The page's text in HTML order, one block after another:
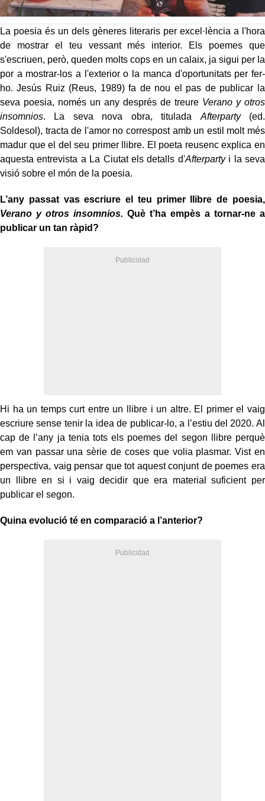
La poesia és un dels gèneres literaris per excel·lència a l'hora
de mostrar el teu vessant més interior. Els poemes que
s'escriuen, però, queden molts cops en un calaix, ja sigui per la
por a mostrar-los a l'exterior o la manca d'oportunitats per fer-
ho. Jesús Ruiz (Reus, 1989) fa de nou el pas de publicar la
seva poesia, només un any després de treure Verano y otros
insomnios. La seva nova obra, titulada Afterparty (ed.
Soldesol), tracta de l'amor no correspost amb un estil molt més
madur que el del seu primer llibre. El poeta reusenc explica en
aquesta entrevista a La Ciutat els detalls d'Afterpartyi la seva
visió sobre el món de la poesia.
L’any passat vas escriure el teu primer llibre de poesia,
Verano y otros insomnios. Què t’ha empès a tornar-ne a
publicar un tan ràpid?
Hi ha un temps curt entre un llibre i un altre. El primer el vaig
escriure sense tenir la idea de publicar-lo, a l’estiu del 2020. Al
cap de l’any ja tenia tots els poemes del segon llibre perquè
em van passar una sèrie de coses que volia plasmar. Vist en
perspectiva, vaig pensar que tot aquest conjunt de poemes era
un llibre en si i vaig decidir que era material suficient per
publicar el segon.
Quina evolució té en comparació a l’anterior?